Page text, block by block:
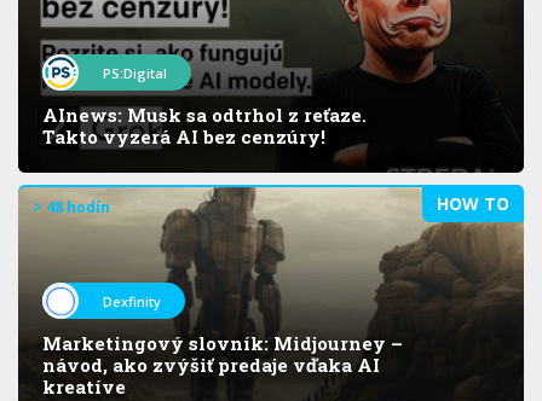
PS:Digital
AInews: Musk sa odtrhol z reťaze.
Takto vyzerá AI bez cenzúry!
HOW TO
> 48 hodín
Dexfinity
Marketingový slovník: Midjourney –
návod, ako zvýšiť predaje vďaka AI
kreatíve